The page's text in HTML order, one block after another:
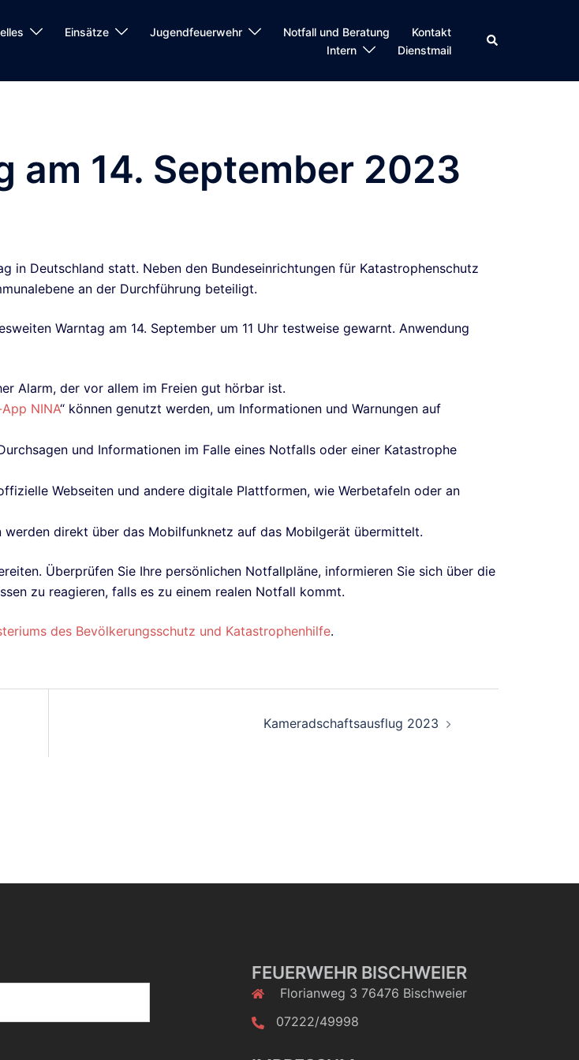
Einsätze Jugendfeuerwehr Notfall und Beratung
Kontakt
Intern
Dienstmail
Suche
am 14. September 2023
in Deutschland statt. Neben den Bundeseinrichtungen für Katastrophenschutz
an der Durchführung beteiligt.
Warntag am 14. September um 11 Uhr testweise gewarnt. Anwendung
Alarm, der vor allem im Freien gut hörbar ist.
NINA“ können genutzt werden, um Informationen und Warnungen auf
und Informationen im Falle eines Notfalls oder einer Katastrophe
Webseiten und andere digitale Plattformen, wie Werbetafeln oder an
werden direkt über das Mobilfunknetz auf das Mobilgerät übermittelt.
Überprüfen Sie Ihre persönlichen Notfallpläne, informieren Sie sich über die
zu reagieren, falls es zu einem realen Notfall kommt.
des Bevölkerungsschutz und Katastrophenhilfe.
Kameradschaftsausflug 2023
FEUERWEHR BISCHWEIER
Florianweg 3 76476 Bischweier
07222/49998